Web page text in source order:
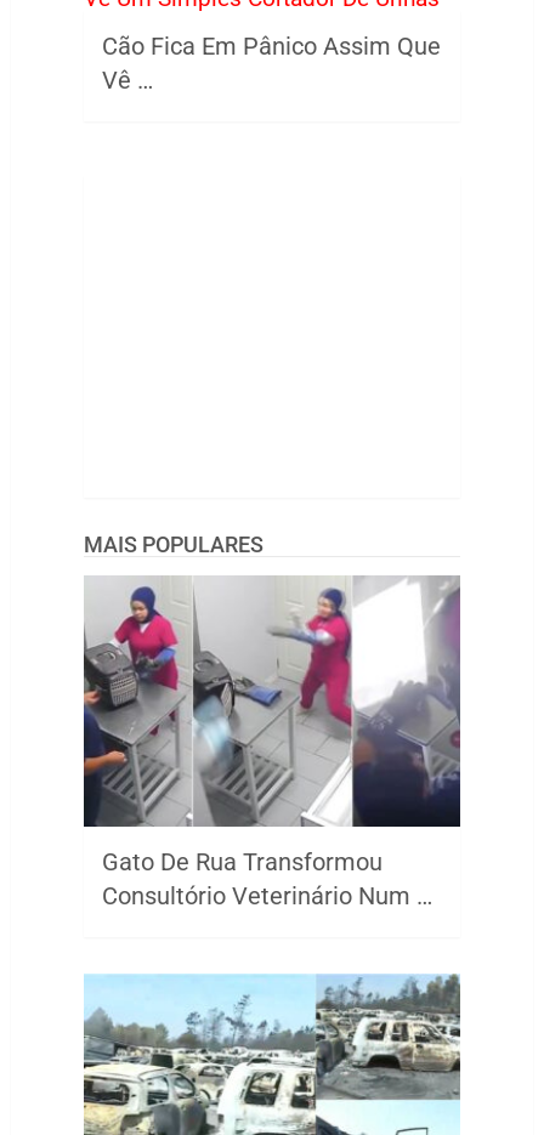
Cão Fica Em Pânico Assim Que
Vê …
MAIS POPULARES
Gato De Rua Transformou
Consultório Veterinário Num …